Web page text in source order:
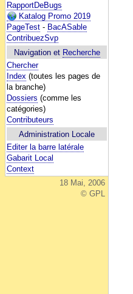
RapportDeBugs
Katalog Promo 2019
PageTest - BacASable
ContribuezSvp
Navigation et Recherche
Chercher
Index (toutes les pages de
la branche)
Dossiers (comme les
catégories)
Contributeurs
Administration Locale
Editer la barre latérale
Gabarit Local
Context
18 Mai, 2006
© GPL